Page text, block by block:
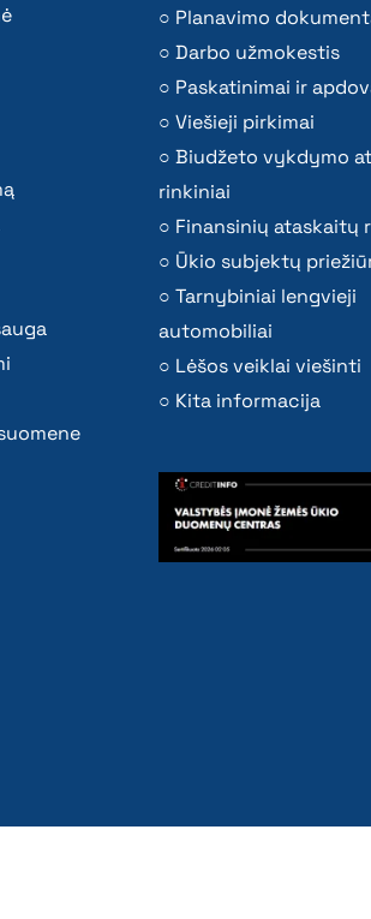
Planavimo
Darbo užmokestis
Paskatinimai ir
Viešieji pirkimai
Biudžeto vykdymo
rinkiniai
Finansinių ataskaitų
Ūkio subjektų
Tarnybiniai lengvieji
automobiliai
Lėšos veiklai viešinti
Kita informacija